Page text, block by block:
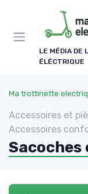
LE MÉDIA DE
ÉLÉCTRIQUE
Ma trottinette
Accessoires et
Accessoires